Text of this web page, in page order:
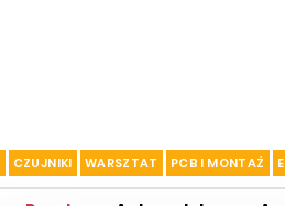
CZUJNIKI WARSZTAT PCB I MONTAŻ